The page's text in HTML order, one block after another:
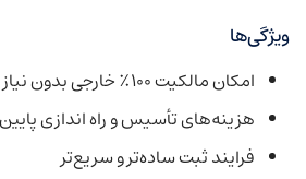
ویژگی‌ها
امکان مالکیت ۱۰۰٪ خارجی بدون نیاز به شریک محلی
هزینه‌های تأسیس و راه اندازی
فرایند ثبت ساده‌تر و سریع‌تر